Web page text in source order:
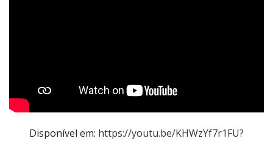
Disponível em: https://youtu.be/KHWzYf7r1FU?